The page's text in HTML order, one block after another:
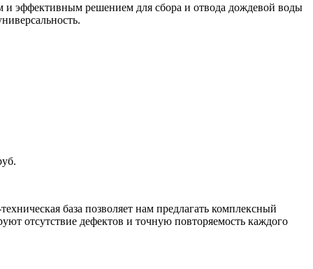
и эффективным решением для сбора и отвода дождевой воды
база позволяет нам предлагать комплексный
отсутствие дефектов и точную повторяемость каждого